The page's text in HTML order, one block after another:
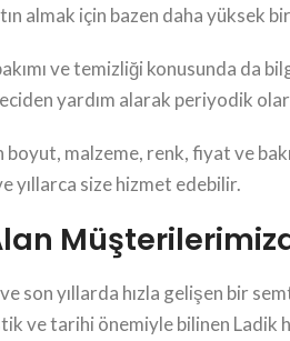
almak için bazen daha yüksek
ve temizliği konusunda
yardım alarak periyodik
boyut, malzeme, renk, fiyat ve
yıllarca size hizmet edebilir.
son yıllarda hızla gelişen bir
ve tarihi önemiyle bilinen Ladik